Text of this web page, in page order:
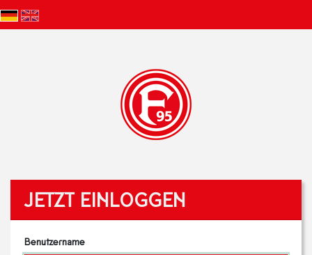
JETZT EINLOGGEN
Benutzername